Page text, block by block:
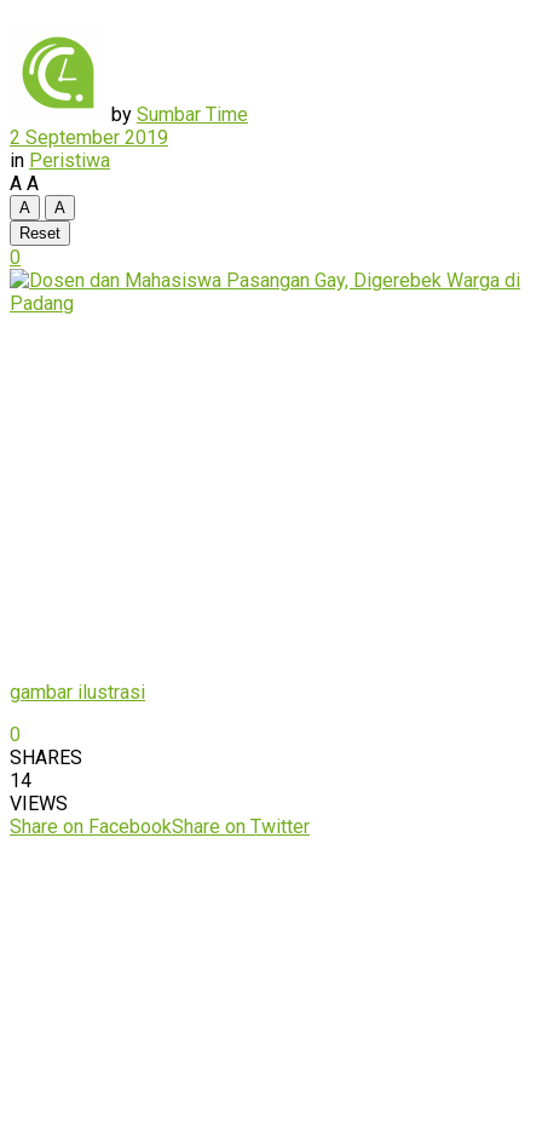
by Sumbar Time
2 September 2019
in Peristiwa
A A
A
A
Reset
0
gambar ilustrasi
0
SHARES
14
VIEWS
Share on FacebookShare on Twitter